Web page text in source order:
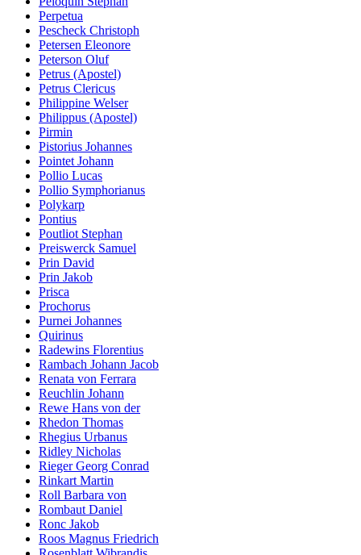
Perpetua
Pescheck Christoph
Petersen Eleonore
Peterson Oluf
Petrus (Apostel)
Petrus Clericus
Philippine Welser
Philippus (Apostel)
Pirmin
Pistorius Johannes
Pointet Johann
Pollio Lucas
Pollio Symphorianus
Polykarp
Pontius
Poutliot Stephan
Preiswerck Samuel
Prin David
Prin Jakob
Prisca
Prochorus
Purnei Johannes
Quirinus
Radewins Florentius
Rambach Johann Jacob
Renata von Ferrara
Reuchlin Johann
Rewe Hans von der
Rhedon Thomas
Rhegius Urbanus
Ridley Nicholas
Rieger Georg Conrad
Rinkart Martin
Roll Barbara von
Rombaut Daniel
Ronc Jakob
Roos Magnus Friedrich